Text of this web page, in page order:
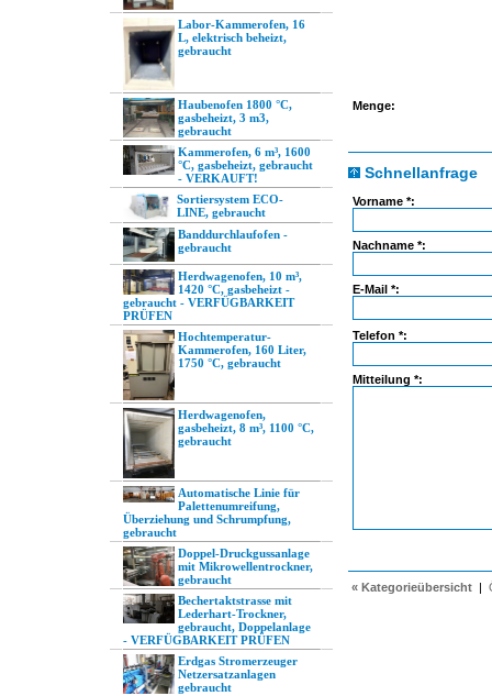
Labor-Kammerofen, 16
L, elektrisch beheizt,
gebraucht
Haubenofen 1800 °C,
gasbeheizt, 3 m3,
gebraucht
Kammerofen, 6 m³, 1600
°C, gasbeheizt, gebraucht
- VERKAUFT!
Sortiersystem ECO-
LINE, gebraucht
Banddurchlaufofen -
gebraucht
Herdwagenofen, 10 m³,
1420 °C, gasbeheizt -
gebraucht - VERFÜGBARKEIT
PRÜFEN
Hochtemperatur-
Kammerofen, 160 Liter,
1750 °C, gebraucht
Herdwagenofen,
gasbeheizt, 8 m³, 1100 °C,
gebraucht
Automatische Linie für
Palettenumreifung,
Überziehung und Schrumpfung,
gebraucht
Doppel-Druckgussanlage
mit Mikrowellentrockner,
gebraucht
Bechertaktstrasse mit
Lederhart-Trockner,
gebraucht, Doppelanlage
- VERFÜGBARKEIT PRÜFEN
Erdgas Stromerzeuger
Netzersatzanlagen
gebraucht
Menge:
Schnellanfrage
Vorname *:
Nachname *:
E-Mail *:
Telefon *:
Mitteilung *:
« Kategorieübersicht |